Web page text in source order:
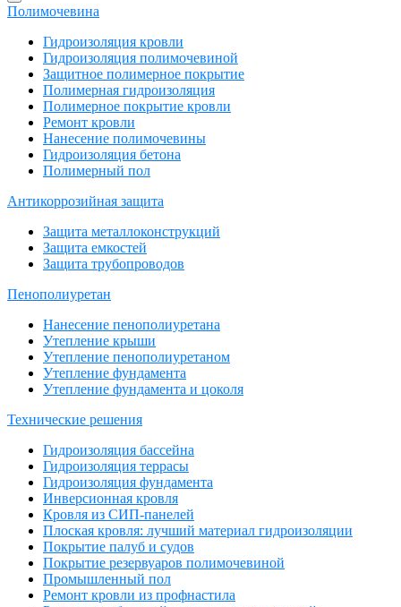
Полимочевина
Гидроизоляция кровли
Гидроизоляция полимочевиной
Защитное полимерное покрытие
Полимерная гидроизоляция
Полимерное покрытие кровли
Ремонт кровли
Нанесение полимочевины
Гидроизоляция бетона
Полимерный пол
Антикоррозийная защита
Защита металлоконструкций
Защита емкостей
Защита трубопроводов
Пенополиуретан
Нанесение пенополиуретана
Утепление крыши
Утепление пенополиуретаном
Утепление фундамента
Утепление фундамента и цоколя
Технические решения
Гидроизоляция бассейна
Гидроизоляция террасы
Гидроизоляция фундамента
Инверсионная кровля
Кровля из СИП-панелей
Плоская кровля: лучший материал гидроизоляции
Покрытие палуб и судов
Покрытие резервуаров полимочевиной
Промышленный пол
Ремонт кровли из профнастила